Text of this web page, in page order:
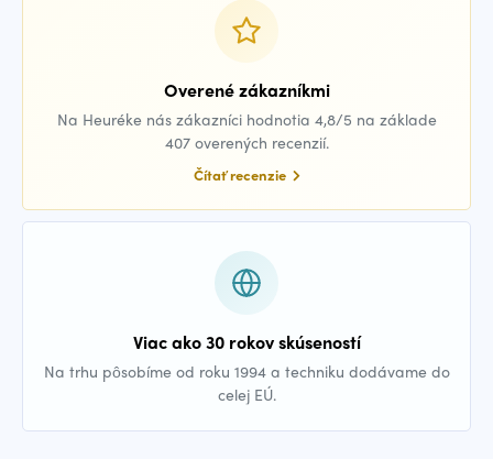
Overené zákazníkmi
Na Heuréke nás zákazníci hodnotia 4,8/5 na základe
407 overených recenzií.
Čítať recenzie
Viac ako 30 rokov skúseností
Na trhu pôsobíme od roku 1994 a techniku dodávame do
celej EÚ.